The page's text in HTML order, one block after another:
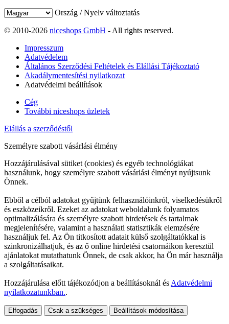
Ország / Nyelv változtatás
© 2010-2026 niceshops GmbH - All rights reserved.
Impresszum
Adatvédelem
Általános Szerződési Feltételek és Elállási Tájékoztató
Akadálymentesítési nyilatkozat
Adatvédelmi beállítások
Cég
További niceshops üzletek
Elállás a szerződéstől
Személyre szabott vásárlási élmény
Hozzájárulásával sütiket (cookies) és egyéb technológiákat
használunk, hogy személyre szabott vásárlási élményt nyújtsunk
Önnek.
Ebből a célból adatokat gyűjtünk felhasználóinkról, viselkedésükről
és eszközeikről. Ezeket az adatokat weboldalunk folyamatos
optimalizálására és személyre szabott hirdetések és tartalmak
megjelenítésére, valamint a használati statisztikák elemzésére
használjuk fel. Az Ön titkosított adatait külső szolgáltatókkal is
szinkronizálhatjuk, és az ő online hirdetési csatornáikon keresztül
ajánlatokat mutathatunk Önnek, de csak akkor, ha Ön már használja
a szolgáltatásaikat.
Hozzájárulása előtt tájékozódjon a beállításoknál és Adatvédelmi
nyilatkozatunkban..
Elfogadás Csak a szükséges Beállítások módosítása